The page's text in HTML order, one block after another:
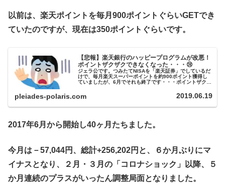
以前は、楽天ポイントを毎月900ポイントぐらいGETでき
ていたのですが、現在は350ポイントぐらいです。
【悲報】楽天銀行のハッピープログラムが改悪！
ポイントザクザクできなくなった・・・😢
ジェラ公です。つみたてNISAを「楽天証券」でしているだ
けで、毎月楽天スーパーポイントを約900ポイント獲得し
ていましたが、6月でそれも終了です・・・ポイントザクザ
pleiades-polaris.com 2019.06.19
2017年6月から開始し40ヶ月たちました。
今月は－57,044円、総計+256,202円と、６か月ぶりにマ
イナスとなり、２月・３月の「コロナショック」以降、５
か月連続のプラスがいったん調整局面となりました。